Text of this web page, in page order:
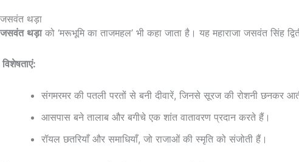
जसवंत थड़ा
जसवंत थड़ाको ‘मरूभूमि का ताजमहल’ भी कहा जाता है। यह महाराजा जसवंत सिंह
विशेषताएं:
संगमरमर की पतली परतों से बनी दीवारें, जिनसे सूरज की रोशनी छनकर
आसपास बने तालाब और बगीचे एक शांत वातावरण प्रदान करते हैं।
रॉयल छतरियाँ और समाधियाँ, जो राजाओं की स्मृति को संजोती हैं।